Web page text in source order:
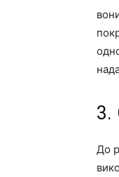
3.
До